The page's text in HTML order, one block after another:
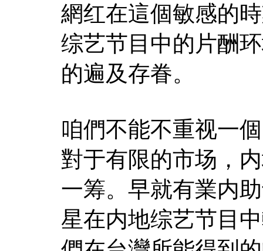
網红在這個敏感的
综艺节目中的片酬
的遍及存眷。
咱們不能不重视一
對于有限的市场，
一筹。早就有業内
星在内地综艺节目